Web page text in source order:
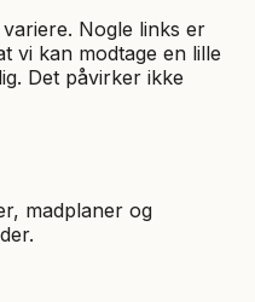
Nogle links er
vi kan modtage en lille
Det påvirker ikke
madplaner og